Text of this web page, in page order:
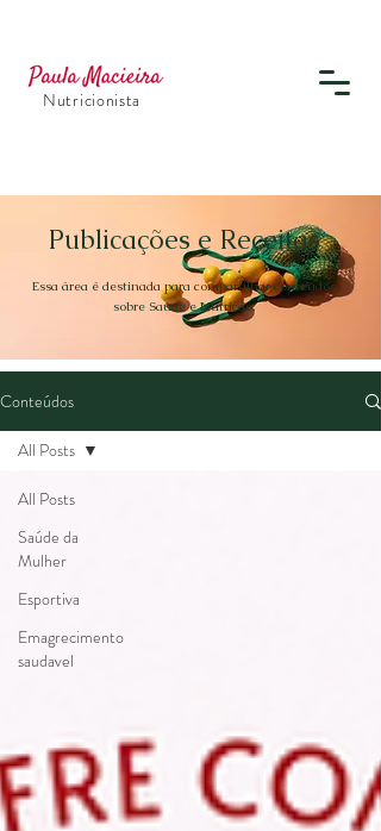
Nutricionista
Publicações e Receitas
Essa área é destinada para compartilhar conteúdos
sobre Saúde e Nutrição.
Conteúdos
All Posts
Saúde da
Mulher
Esportiva
Emagrecimento
saudavel
All Posts